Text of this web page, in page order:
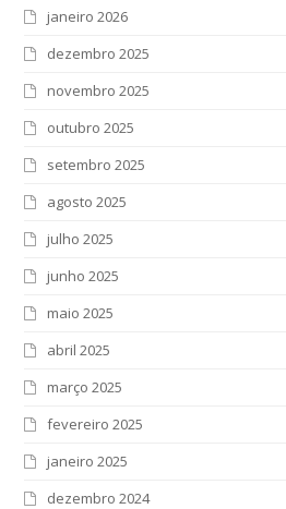
janeiro 2026
dezembro 2025
novembro 2025
outubro 2025
setembro 2025
agosto 2025
julho 2025
junho 2025
maio 2025
abril 2025
março 2025
fevereiro 2025
janeiro 2025
dezembro 2024